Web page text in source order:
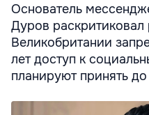
Основатель
Дуров раскритиковал
Великобритании
лет доступ к
планируют принять